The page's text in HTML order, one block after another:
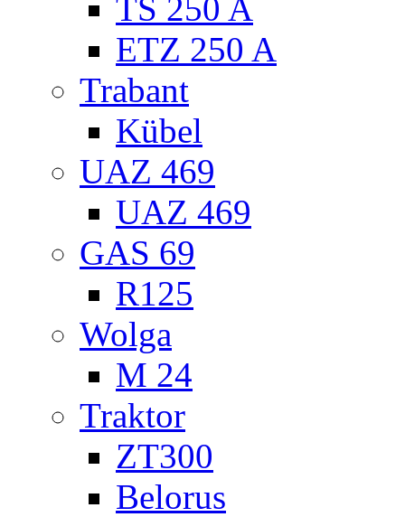
TS 250 A
ETZ 250 A
Trabant
Kübel
UAZ 469
UAZ 469
GAS 69
R125
Wolga
M 24
Traktor
ZT300
Belorus